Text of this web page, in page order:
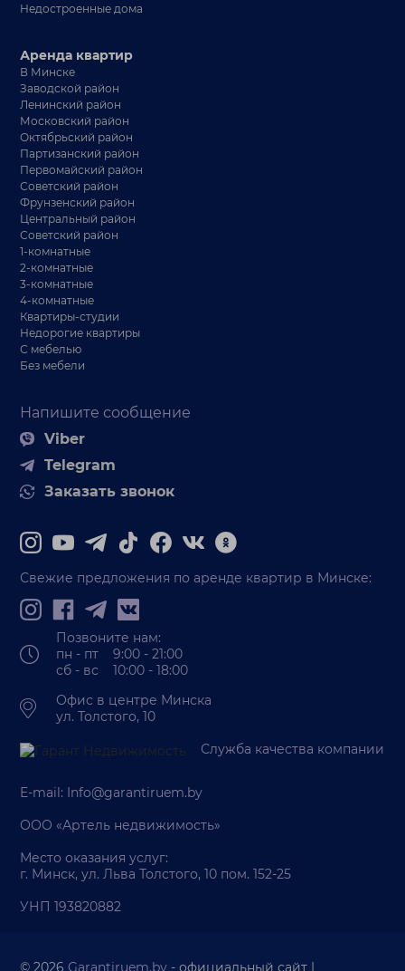
Недостроенные дома
Напишите сообщение
Viber
Telegram
Заказать звонок
Аренда квартир
В Минске
Заводской район
Ленинский район
Московский район
Октябрьский район
Партизанский район
Первомайский район
Советский район
Фрунзенский район
Центральный район
Советский район
1-комнатные
2-комнатные
3-комнатные
4-комнатные
Квартиры-студии
Недорогие квартиры
С мебелью
Без мебели
Свежие предложения по аренде квартир в Минске:
Позвоните нам:
пн - пт 9:00 - 21:00
сб - вс 10:00 - 18:00
Офис в центре Минска
ул. Толстого, 10
Служба качества компании
E-mail: Info@garantiruem.by
ООО «Артель недвижимость»
Место оказания услуг:
г. Минск, ул. Льва Толстого, 10 пом. 152-25
УНП 193820882
© 2026Garantiruem.by - официальный сайт |